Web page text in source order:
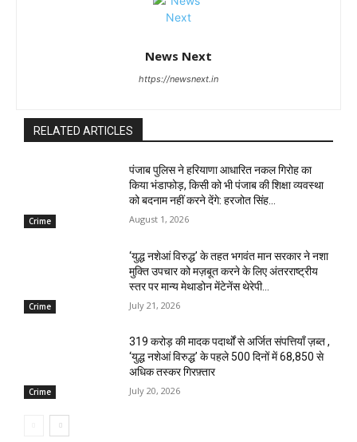
News Next
https://newsnext.in
RELATED ARTICLES
Crime
पंजाब पुलिस ने हरियाणा आधारित नकल गिरोह का
किया भंडाफोड़, किसी को भी पंजाब की शिक्षा व्यवस्था
को बदनाम नहीं करने देंगे: हरजोत सिंह...
August 1, 2026
Crime
‘युद्ध नशेआं विरुद्ध’ के तहत भगवंत मान सरकार ने नशा
मुक्ति उपचार को मज़बूत करने के लिए अंतरराष्ट्रीय
स्तर पर मान्य मेथाडोन मेंटेनेंस थेरेपी...
July 21, 2026
Crime
₹319 करोड़ की मादक पदार्थों से अर्जित संपत्तियाँ ज़ब्त ,
‘युद्ध नशेआं विरुद्ध’ के पहले 500 दिनों में 68,850 से
अधिक तस्कर गिरफ़्तार
July 20, 2026